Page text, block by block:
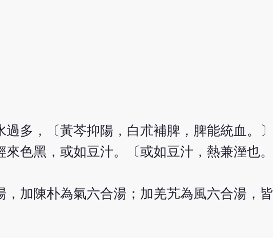
多，〔黃芩抑陽，白朮補脾，脾能統血。〕
色黑，或如豆汁。〔或如豆汁，熱兼溼也。
加陳朴為氣六合湯；加羌艽為風六合湯，皆